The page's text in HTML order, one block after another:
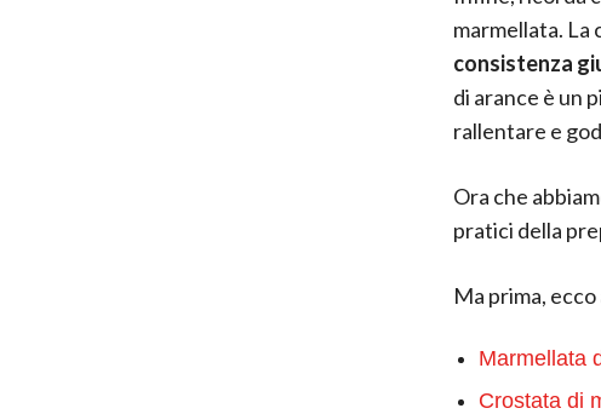
marmellata.
consistenza
di arance è un
rallentare e
Ora che
pratici della
Ma prima,
Marmellata
Crostata di